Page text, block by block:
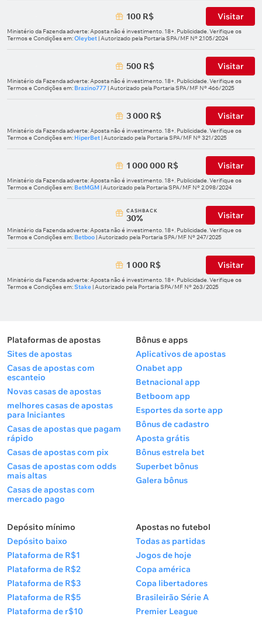
100 R$ Visitar
Ministério da Fazenda adverte: Aposta não é investimento. 18+. Publicidade. Verifique os
Termos e Condições em:Oleybet| Autorizado pela Portaria SPA/MF Nº 2.105/2024
500 R$ Visitar
Ministério da Fazenda adverte: Aposta não é investimento. 18+. Publicidade. Verifique os
Termos e Condições em: Brazino777| Autorizado pela Portaria SPA/MF Nº 466/2025
3 000 R$ Visitar
Ministério da Fazenda adverte: Aposta não é investimento. 18+. Publicidade. Verifique os
Termos e Condições em: HiperBet| Autorizado pela Portaria SPA/MF Nº 321/2025
1 000 000 R$ Visitar
Ministério da Fazenda adverte: Aposta não é investimento. 18+. Publicidade. Verifique os
Termos e Condições em: BetMGM| Autorizado pela Portaria SPA/MF Nº 2.098/2024
СASHBACK
30% Visitar
Ministério da Fazenda adverte: Aposta não é investimento. 18+. Publicidade. Verifique os
Termos e Condições em: Betboo| Autorizado pela Portaria SPA/MF Nº 247/2025
1 000 R$ Visitar
Ministério da Fazenda adverte: Aposta não é investimento. 18+. Publicidade. Verifique os
Termos e Condições em:Stake| Autorizado pela Portaria SPA/MF Nº 263/2025
Plataformas de apostas
Sites de apostas
Casas de apostas com
escanteio
Novas casas de apostas
melhores casas de apostas
para Iniciantes
Casas de apostas que pagam
rápido
Casas de apostas com pix
Casas de apostas com odds
mais altas
Casas de apostas com
mercado pago
Bônus e apps
Aplicativos de apostas
Onabet app
Betnacional app
Betboom app
Esportes da sorte app
Bônus de cadastro
Aposta grátis
Bônus estrela bet
Superbet bônus
Galera bônus
Depósito mínimo
Depósito baixo
Plataforma de R$1
Plataforma de R$2
Plataforma de R$3
Plataforma de R$5
Plataforma de r$10
Apostas no futebol
Todas as partidas
Jogos de hoje
Copa américa
Copa libertadores
Brasileirão Série A
Premier League